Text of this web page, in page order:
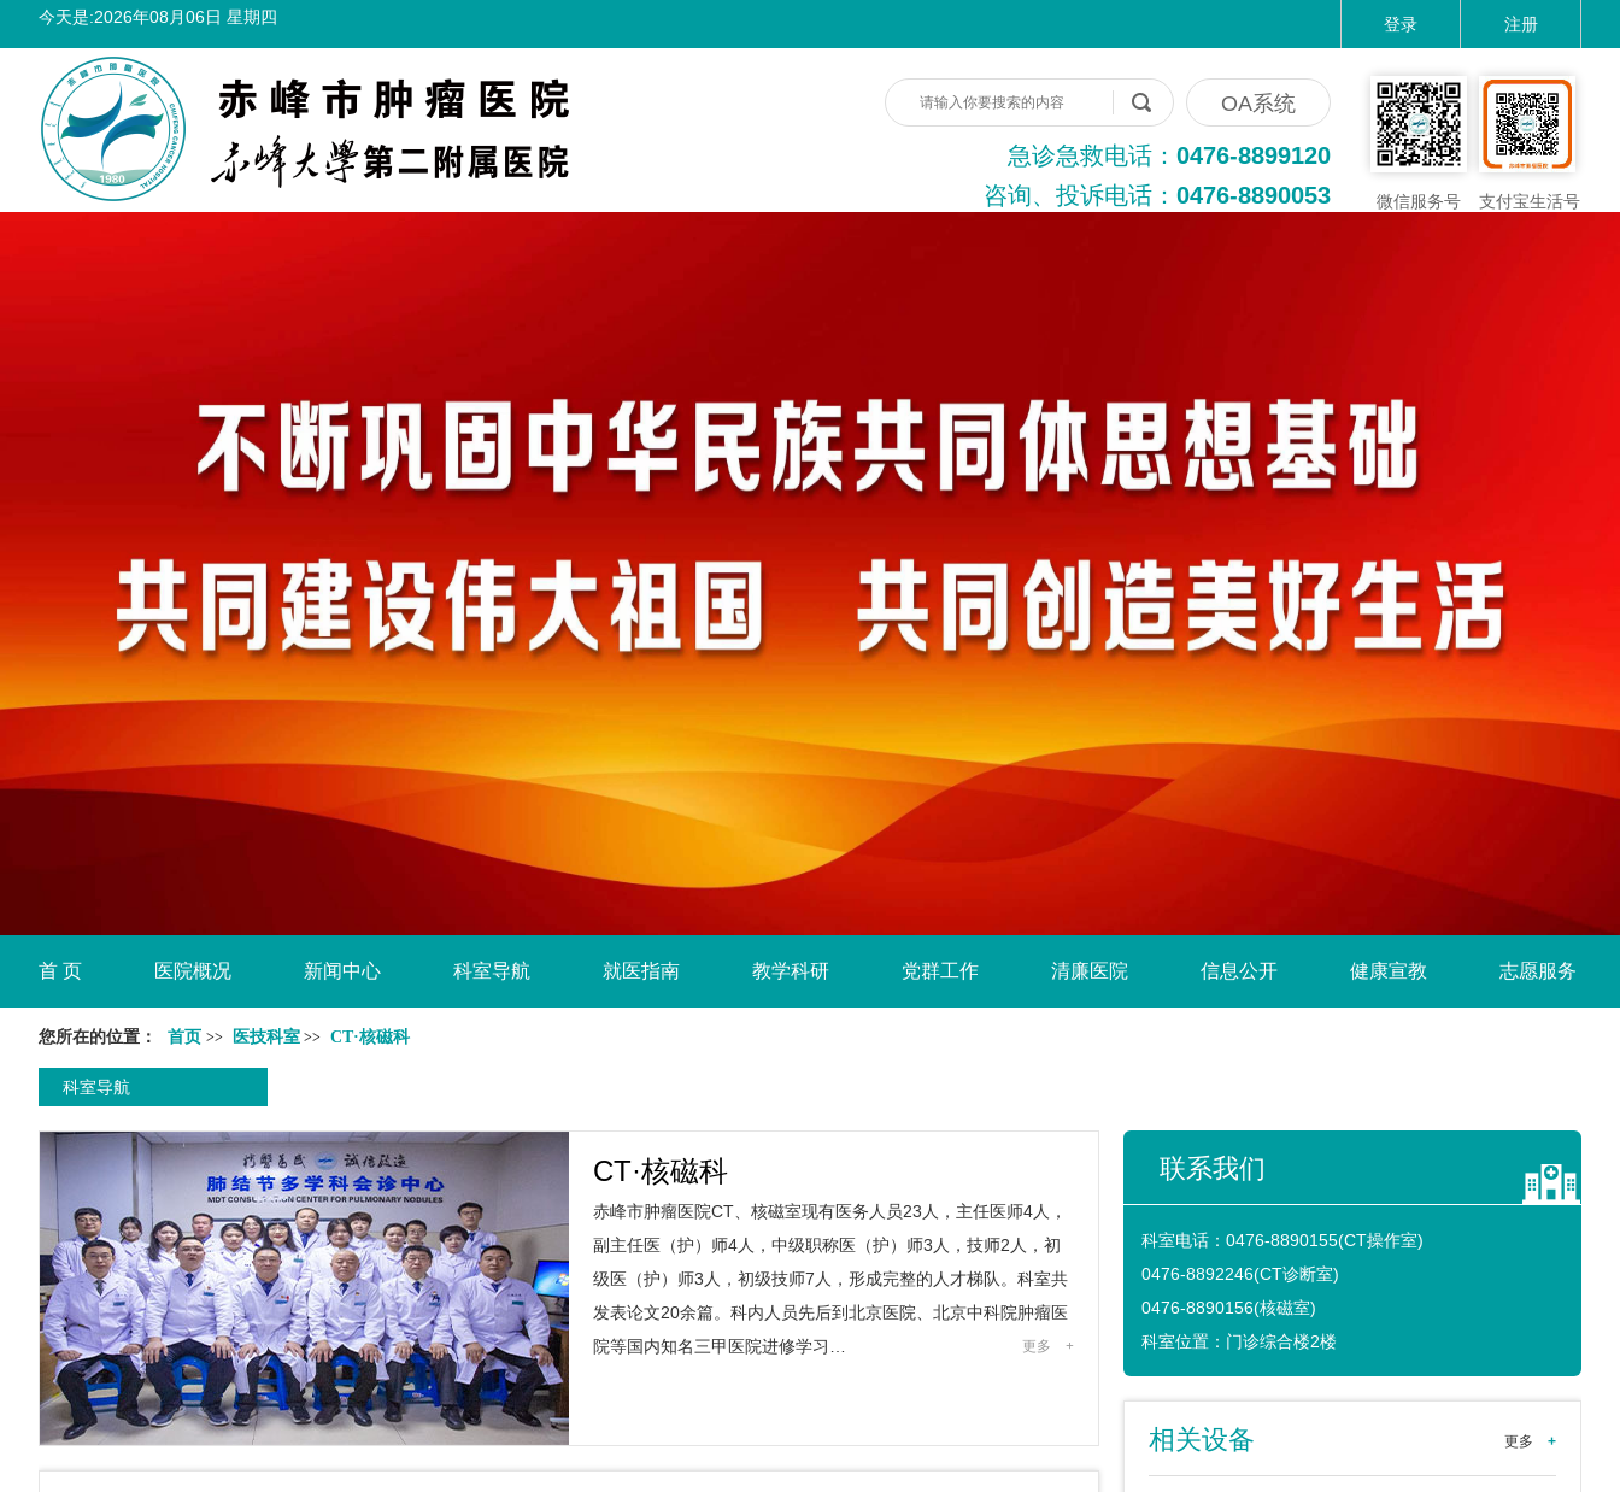
今天是:2026年08月06日 星期四 登录 注册
OA系统
急诊急救电话： 0476-8899120
咨询、投诉电话： 0476-8890053 微信服务号 支付宝生活号
首 页 医院概况 新闻中心 科室导航 就医指南 教学科研 党群工作 清廉医院 信息公开 健康宣教 志愿服务
您所在的位置： 首页 >> 医技科室 >> CT·核磁科
科室导航
CT·核磁科
赤峰市肿瘤医院CT、核磁室现有医务人员23人，主任医师4人，
副主任医（护）师4人，中级职称医（护）师3人，技师2人，初
级医（护）师3人，初级技师7人，形成完整的人才梯队。科室共
发表论文20余篇。科内人员先后到北京医院、北京中科院肿瘤医
院等国内知名三甲医院进修学习…
更多 +
联系我们
科室电话： 0476-8890155(CT操作室)
0476-8892246(CT诊断室)
0476-8890156(核磁室)
科室位置： 门诊综合楼2楼
更多 +
相关设备